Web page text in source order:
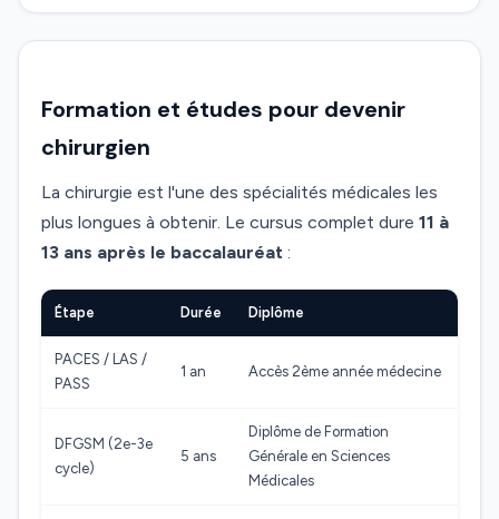
Formation et études pour devenir
chirurgien
La chirurgie est l'une des spécialités médicales les
plus longues à obtenir. Le cursus complet dure 11 à
13 ans après le baccalauréat :
Étape Durée Diplôme
PACES / LAS /
PASS
1 an Accès 2ème année médecine
DFGSM (2e-3e
cycle)
5 ans
Diplôme de Formation
Générale en Sciences
Médicales